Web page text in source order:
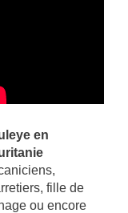
en
fille de
ou encore